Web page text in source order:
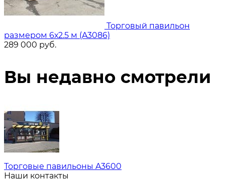
Торговый павильон
размером 6х2.5 м (A3086)
289 000 руб.
Вы недавно смотрели
Торговые павильоны A3600
Наши контакты